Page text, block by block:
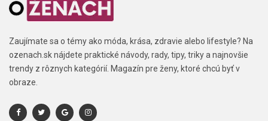
Zaujímate sa o témy ako móda, krása, zdravie alebo lifestyle? Na
ozenach.sk nájdete praktické návody, rady, tipy, triky a najnovšie
trendy z rôznych kategórií. Magazín pre ženy, ktoré chcú byť v
obraze.